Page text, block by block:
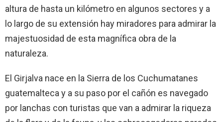
altura de hasta un kilómetro en algunos sectores y a
lo largo de su extensión hay miradores para admirar la
majestuosidad de esta magnífica obra de la
naturaleza.
El Girjalva nace en la Sierra de los Cuchumatanes
guatemalteca y a su paso por el cañón es navegado
por lanchas con turistas que van a admirar la riqueza